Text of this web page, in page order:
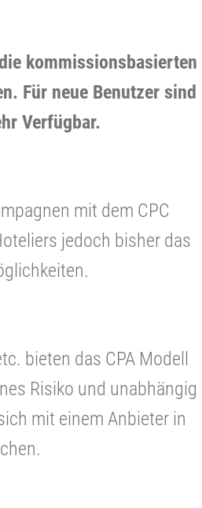
kommissionsbasierten
Für neue Benutzer sind
Verfügbar.
mit dem CPC
jedoch bisher das
bieten das CPA Modell
Risiko und unabhängig
mit einem Anbieter in